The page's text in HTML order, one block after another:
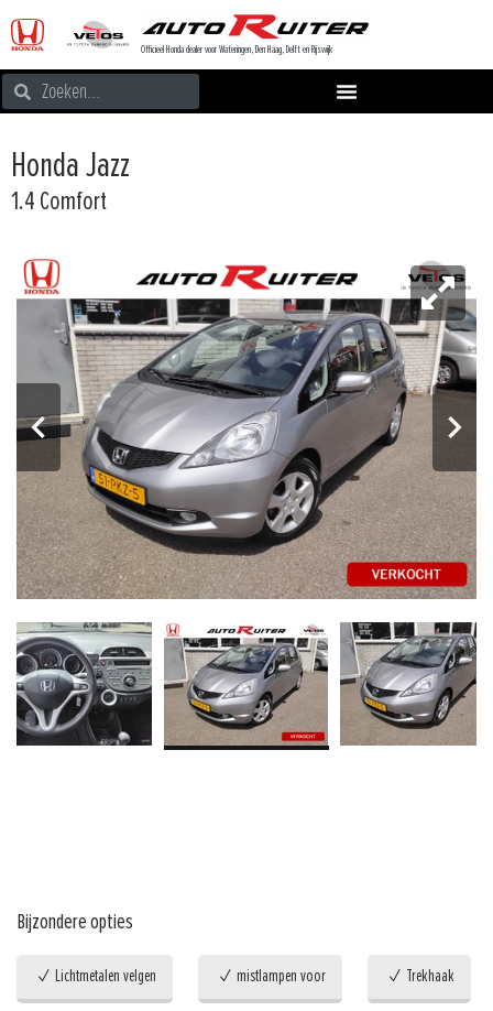
Officieel Honda dealer voor Wateringen, Den Haag, Delft en Rijswijk
Honda Jazz
1.4 Comfort
Bijzondere opties
Lichtmetalen velgen mistlampen voor Trekhaak